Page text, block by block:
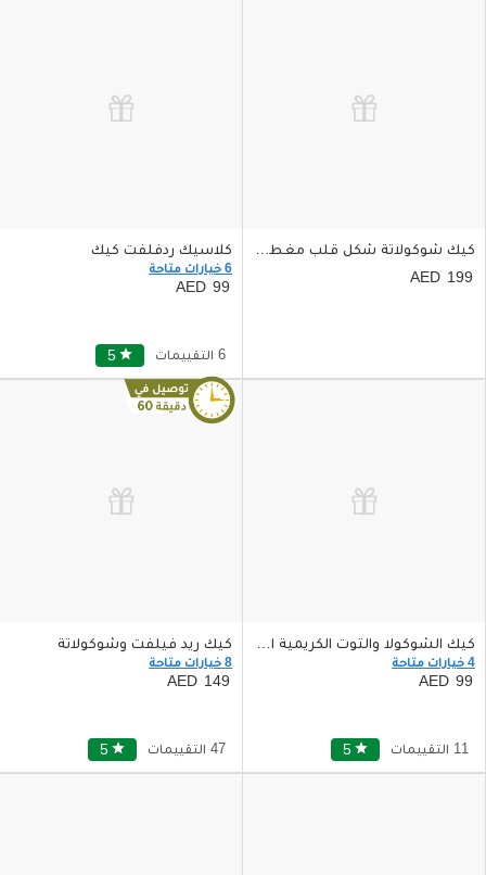
كيك شوكولاتة شكل قلب مغطى بالكريمة اللذيذة حجم واحد كيلو
199
كلاسيك ردفلفت كيك
6 خيارات متاحة
99
5 star 6 التقييمات
كيك الشوكولا والتوت الكريمية اللذيذة
4 خيارات متاحة
99
5 star 11 التقييمات
كيك ريد فيلفت وشوكولاتة
8 خيارات متاحة
149
5 star 47 التقييمات